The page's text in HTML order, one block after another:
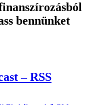
bennünket
– RSS